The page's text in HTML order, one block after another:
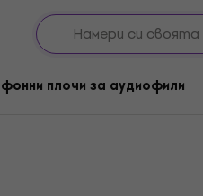
плочи за аудиофили
Year